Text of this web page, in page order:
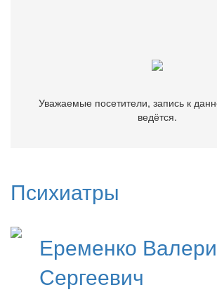
Уважаемые посетители, запись к
ведётся.
Психиатры
Еременко
Сергеевич